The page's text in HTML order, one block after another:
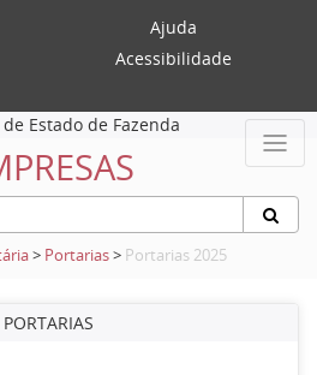
Ajuda
Acessibilidade
Estado de Fazenda
> Portarias> Portarias 2025
PORTARIAS